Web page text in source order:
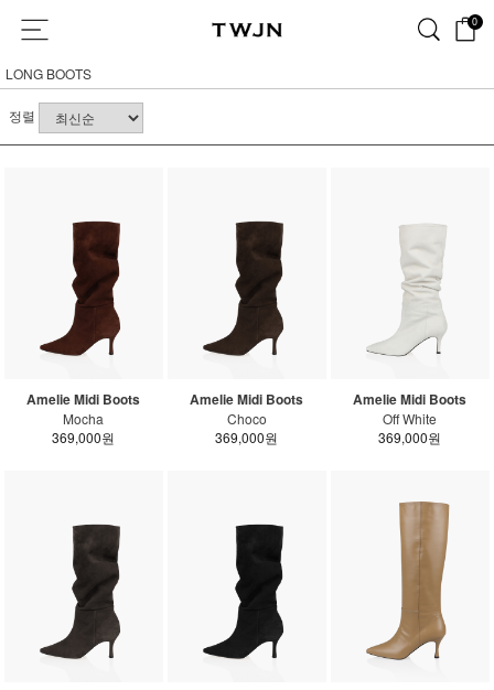
0
LONG BOOTS
정렬
Amelie Midi Boots
Mocha
369,000원
Amelie Midi Boots
Choco
369,000원
Amelie Midi Boots
Off White
369,000원